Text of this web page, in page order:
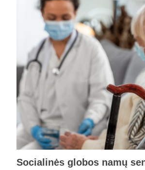
Socialinės globos namų